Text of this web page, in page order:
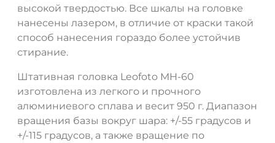
высокой твердостью. Все шкалы на головке
нанесены лазером, в отличие от краски такой
способ нанесения гораздо более устойчив
стирание.
Штативная головка Leofoto MH-60
изготовлена из легкого и прочного
алюминиевого сплава и весит 950 г. Диапазон
вращения базы вокруг шара: +/-55 градусов и
+/-115 градусов, а также вращение по